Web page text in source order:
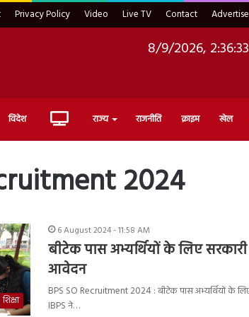
Privacy Policy Video Live TV Contact
8/9/2026,
विदेश Live राज्य राजनीति क्राइम खेल
2024
शिक्षा
6 August 2024 - 11:58 AM
बीटेक पास अभ्यर्थियों के लिए
आवेदन
BPS SO Recruitment 2024 : बीटेक पास अभ्यर्थियों के
IBPS ने…